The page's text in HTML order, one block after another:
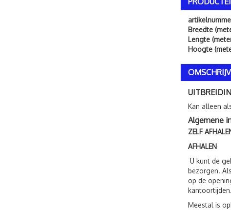
Breedte
Lengte
Hoogte
Kan alleen
Algemene
ZELF
AFHALEN
U kunt de
bezorgen.
op de
kantoortijden.
Meestal is